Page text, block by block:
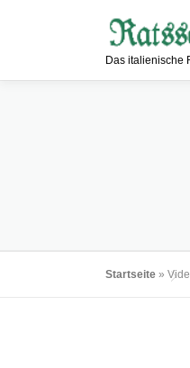
Das italienische
Startseite »